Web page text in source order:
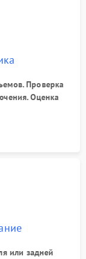
Проверка
Оценка
сужения круга
или задней